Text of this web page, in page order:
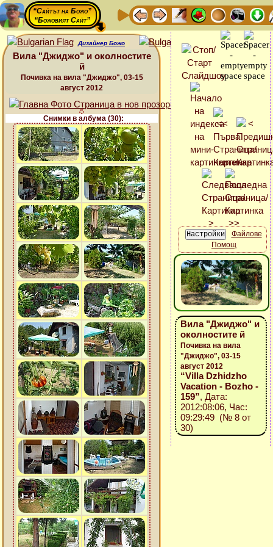
“Сайтът на Божо”
“Божовият Сайт”
Дизайнер Божо
Вила "Джиджо" и околностите
й
Почивка на вила "Джиджо", 03-15
август 2012
Снимки в албума (30):
Файлове
Помощ
Вила "Джиджо" и
околностите й
Почивка на вила
"Джиджо", 03-15
август 2012
“Villa Dzhidzho
Vacation - Bozho -
159”, Дата:
2012:08:06, Час:
09:29:49 (№ 8 от
30)